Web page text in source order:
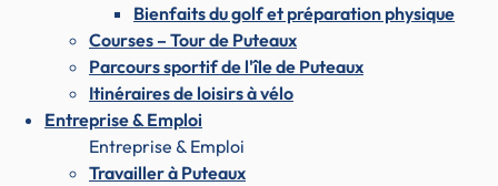
Bienfaits du golf et préparation physique
Courses – Tour de Puteaux
Parcours sportif de l'île de Puteaux
Itinéraires de loisirs à vélo
Entreprise & Emploi
Entreprise & Emploi
Travailler à Puteaux